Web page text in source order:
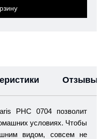
Отзывы
PHC 0704 позволит
условиях. Чтобы
видом, совсем не